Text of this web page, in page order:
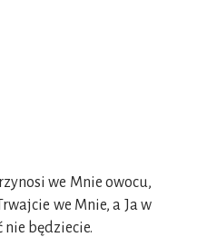
we Mnie owocu,
we Mnie, a Ja w
będziecie.